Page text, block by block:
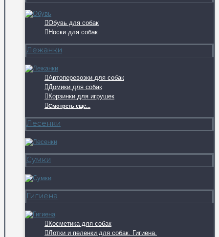
Обувь для собак
Носки для собак
Лежанки
Автоперевозки для собак
Домики для собак
Корзинки для игрушек
Смотреть ещё...
Лесенки
Сумки
Гигиена
Косметика для собак
Лотки и пеленки для собак. Гигиена.